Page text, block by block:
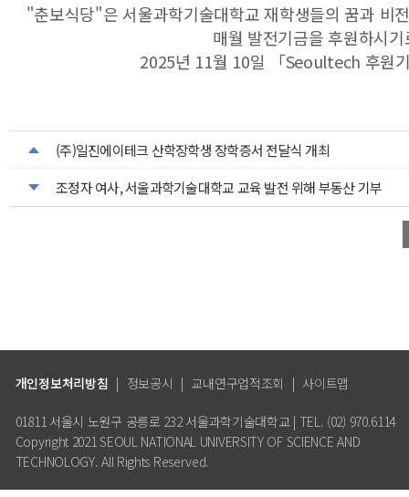
"춘보식당"은 서울과학기술대학교 재학생들의 꿈과 비
매월 발전기금을 후원하시
2025년 11월 10일 「Seoultech 후원
(주)일진에이테크 산학장학생 장학증서 전달식 개최
조정자 여사, 서울과학기술대학교 교육 발전 위해 부동산 기부
개인정보처리방침 | 정보공시 | 교내연구업적조회 | 사이트맵
01811 서울시 노원구 공릉로 232 서울과학기술대학교 | TEL. (02) 970.6114
Copyright 2021 SEOUL NATIONAL UNIVERSITY OF SCIENCE AND
TECHNOLOGY. All Rights Reserved.